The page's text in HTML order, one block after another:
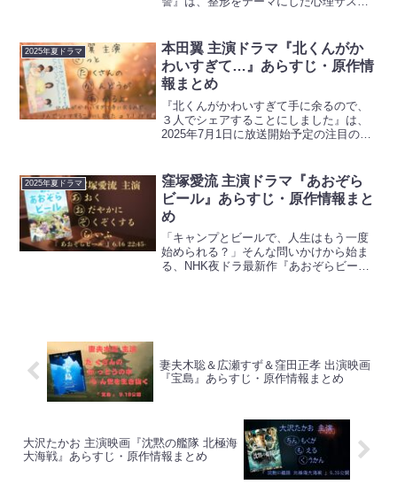
突破した話題作を映像化したもの。主
演・トリンド...
2025年夏ドラマ
本田翼 主演ドラマ『北くんがか
わいすぎて…』あらすじ・原作情
報まとめ
『北くんがかわいすぎて手に余るので、
３人でシェアすることにしました』は、
2025年7月1日に放送開始予定の注目のド
新感覚ラブコメディとなっています。物
語の中心は、3人の...
2025年夏ドラマ
窪塚愛流 主演ドラマ『あおぞら
ビール』あらすじ・原作情報まと
め
「キャンプとビールで、人生はもう一度
始められる？」そんな問いかけから始ま
る、NHK夜ドラ最新作『あおぞらビー
妻夫木聡＆広瀬すず＆窪田正孝 出演映画
『宝島』あらすじ・原作情報まとめ
大沢たかお 主演映画『沈黙の艦隊 北極海
大海戦』あらすじ・原作情報まとめ